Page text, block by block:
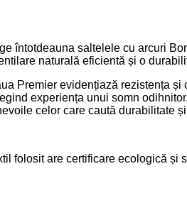
întotdeauna saltelele cu arcuri
naturală eficientă și o
Premier evidențiază rezistența
experiența unui somn
celor care caută durabilitate
folosit are certificare ecologică și